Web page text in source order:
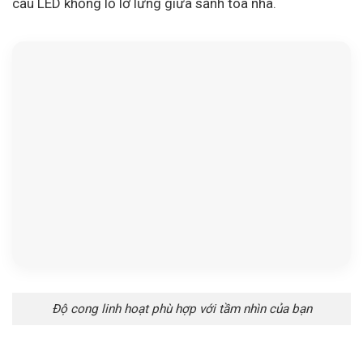
Độ cong linh hoạt phù hợp với tầm nhìn của bạn